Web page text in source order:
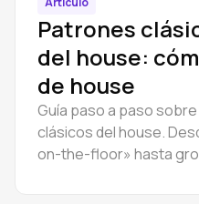
Patrones
del house:
de house
Guía paso a paso
clásicos del house.
on-the-floor» hasta